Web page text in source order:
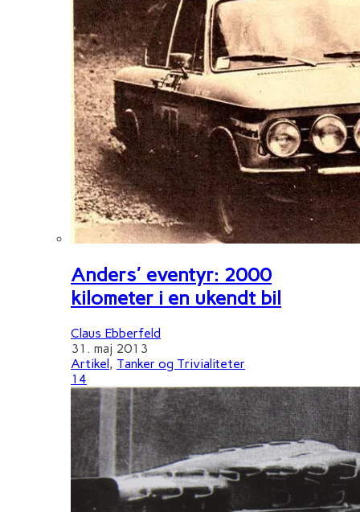
Anders' eventyr: 2000
kilometer i en ukendt bil
Claus Ebberfeld
31. maj 2013
Artikel , Tanker og Trivialiteter
14